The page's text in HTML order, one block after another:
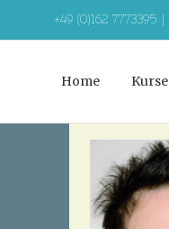
+49 (0)162 7773395
Home Kurse
Image